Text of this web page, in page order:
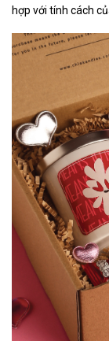
hợp với tính cách